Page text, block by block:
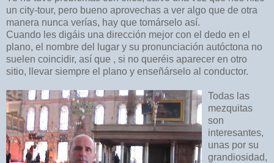
un city-tour, pero bueno aprovechas a ver algo que de otra
manera nunca verías, hay que tomárselo así.
Cuando les digáis una dirección mejor con el dedo en el
plano, el nombre del lugar y su pronunciación autóctona no
suelen coincidir, así que , si no queréis aparecer en otro
sitio, llevar siempre el plano y enseñárselo al conductor.
Todas las
mezquitas
son
interesantes,
unas por su
grandiosidad,